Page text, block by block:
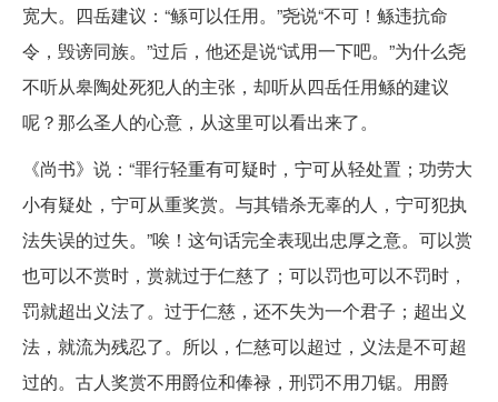
宽大。四岳建议：“鲧可以任用。”尧说“不可！鲧违抗命
令，毁谤同族。”过后，他还是说“试用一下吧。”为什么尧
不听从皋陶处死犯人的主张，却听从四岳任用鲧的建议
呢？那么圣人的心意，从这里可以看出来了。
《尚书》说：“罪行轻重有可疑时，宁可从轻处置；功劳大
小有疑处，宁可从重奖赏。与其错杀无辜的人，宁可犯执
法失误的过失。”唉！这句话完全表现出忠厚之意。可以赏
也可以不赏时，赏就过于仁慈了；可以罚也可以不罚时，
罚就超出义法了。过于仁慈，还不失为一个君子；超出义
法，就流为残忍了。所以，仁慈可以超过，义法是不可超
过的。古人奖赏不用爵位和俸禄，刑罚不用刀锯。用爵